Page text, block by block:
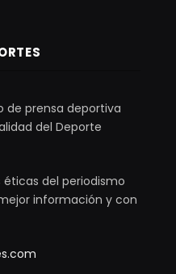
de prensa deportiva
del Deporte
éticas del periodismo
información y con